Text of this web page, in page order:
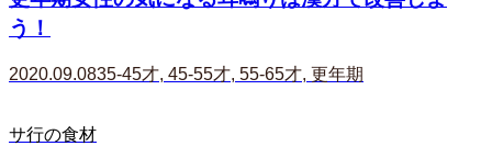
う！
2020.09.0835-45才, 45-55才, 55-65才, 更年期
サ行の食材